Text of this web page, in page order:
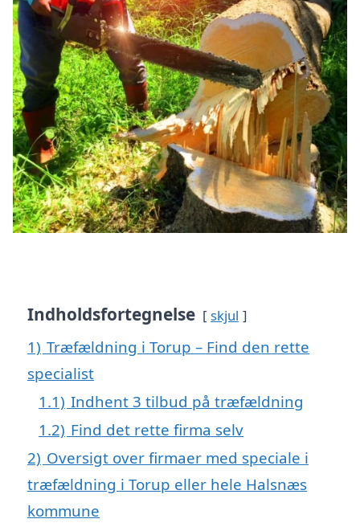
Indholdsfortegnelse skjul
1) Træfældning i Torup – Find den rette
specialist
1.1) Indhent 3 tilbud på træfældning
1.2) Find det rette firma selv
2) Oversigt over firmaer med speciale i
træfældning i Torup eller hele Halsnæs
kommune